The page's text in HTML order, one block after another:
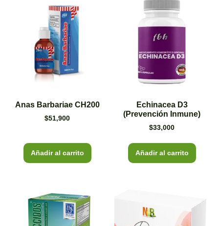
Anas Barbariae CH200
$51,900
Añadir al carrito
Echinacea D3
(Prevención Inmune)
$33,000
Añadir al carrito